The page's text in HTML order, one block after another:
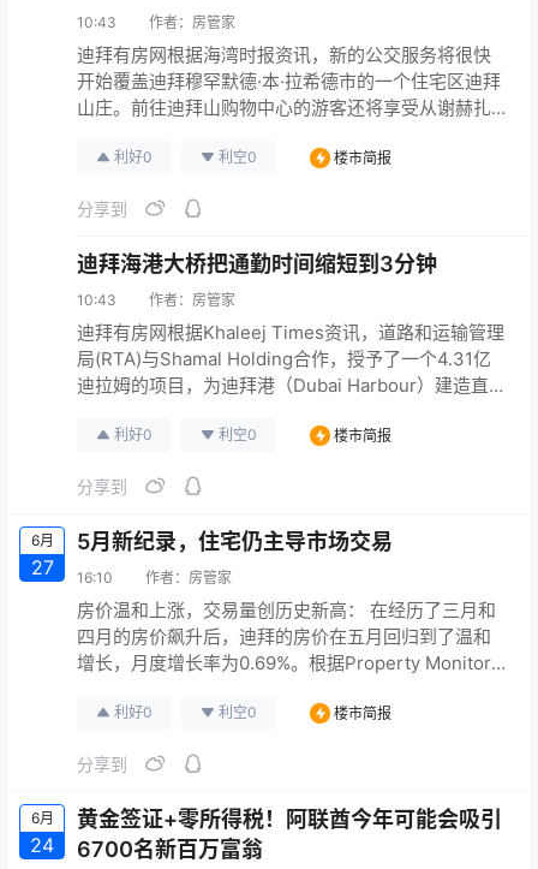
10:43 作者： 房管家
迪拜有房网根据海湾时报资讯，新的公交服务将很快
开始覆盖迪拜穆罕默德·本·拉希德市的一个住宅区迪拜
山庄。前往迪拜山购物中心的游客还将享受从谢赫扎
局 (RTA) 尚未正式宣布新服务和时间安排，但Khaleej
Umm Suqeim 路行驶，并在迪拜山购物中心、商业园
利好0 利空0 楼市简报
分享到
迪拜海港大桥把通勤时间缩短到3分钟
10:43 作者： 房管家
迪拜有房网根据Khaleej Times资讯，道路和运输管理
局(RTA)与Shamal Holding合作，授予了一个4.31亿
迪拉姆的项目，为迪拜港（Dubai Harbour）建造直接
迪拜港提供了直接进出的通道，以缓解游客和居民的
1500米，每小时可容纳6000辆汽车。这座桥从
利好0 利空0 楼市简报
分享到
6月
27
5月新纪录，住宅仍主导市场交易
16:10 作者： 房管家
房价温和上涨，交易量创历史新高： 在经历了三月和
四月的房价飙升后，迪拜的房价在五月回归到了温和
增长，月度增长率为0.69%。根据Property Monitor
英尺1,360迪拉姆，比2014年9月的市场峰值高出
量达到了17,139笔，比上月增长了47.7%，比去年同期
利好0 利空0 楼市简报
分享到
6月
24
黄金签证+零所得税！阿联酋今年可能会吸引
6700名新百万富翁